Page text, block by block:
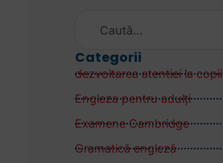
Categorii
dezvoltarea atentiei la copii
Engleza pentru adulţi
Examene Cambridge
Gramatică engleză